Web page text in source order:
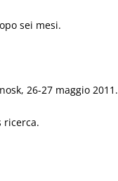
sei mesi.
26-27 maggio 2011.
ricerca.